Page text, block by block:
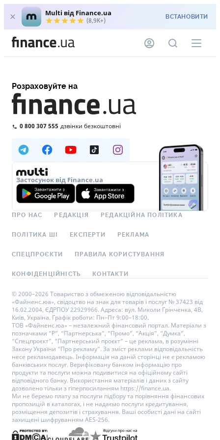
Multi від Finance.ua
(8,9K+) ВСТАНОВИТИ
Розраховуйте на
0 800 307 555 дзвінки безкоштовні
Застосунок від Finance.ua
ПРО НАС РЕДАКЦІЯ РЕДАКЦІЙНА ПОЛІТИКА
ПОЛІТИКА ШІ ЕКСПЕРТИ РЕКЛАМА
СПЕЦПРОЄКТИ ПРАВИЛА КОРИСТУВАННЯ
КОНФІДЕНЦІЙНІСТЬ КОНТАКТИ
© 2000–2026 Товариство з обмеженою відповідальністю
«Файненс.юа», свідоцтво на знак для товарів і послуг № 37423 від
16.02.2004, ЄДРПОУ 22929966. Адреса: вул. Миколи Грінченка, 4В,
Київ, Україна. Графік роботи: Пн–Пт 9:00–18:00.
ТОВ «Файненс.юа» – незалежний фінансовий портал. Матеріали з
позначками “Р”, “Партнерська”, “Промо”, “Акція”, “Думка”,
“Спецпроєкт”, “Партнерський проєкт” – це реклама, в розумінні
Закону України “Про рекламу”. За зміст реклами відповідальність
несе рекламодавець. Інформація на даній сторінці не є рекламою
банківських послуг. Верифіковану банком інформацію про
продукти та послуги можна подивитися на офіційному сайті
відповідного банку. Використання матеріалів і даних з сайту
дозволено тільки з гіперпосиланням https://finance.ua.
Ми не беремо плату за послуги підбору та порівняння фінансових
пропозицій в каталогах, і не надаємо послуги кредитування,
розміщення депозитів і страхування. Ваші особисті дані на сайті
захищені шифруванням AES-256.